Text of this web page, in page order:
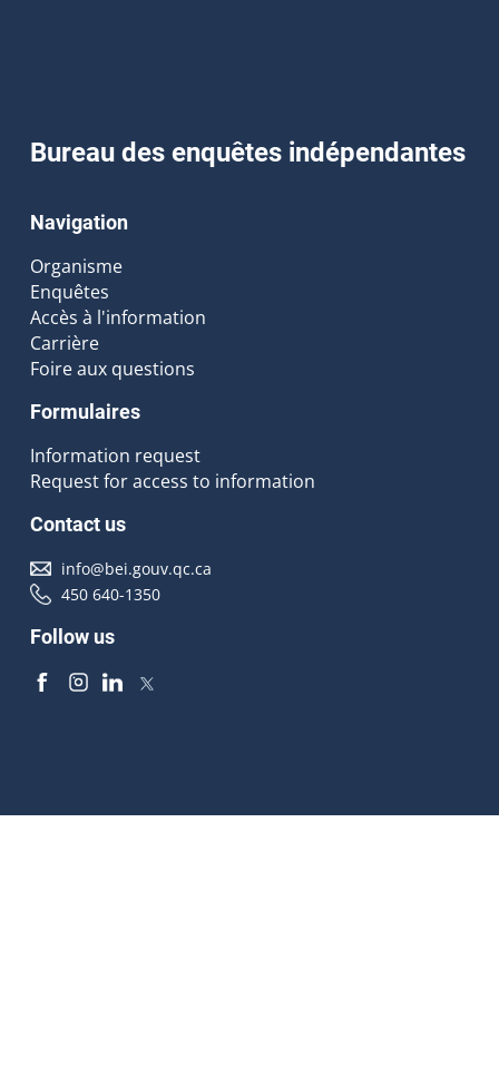
Bureau des enquêtes indépendantes
Navigation
Organisme
Enquêtes
Accès à l'information
Carrière
Foire aux questions
Formulaires
Information request
Request for access to information
Contact us
info@bei.gouv.qc.ca
450 640-1350
Follow us